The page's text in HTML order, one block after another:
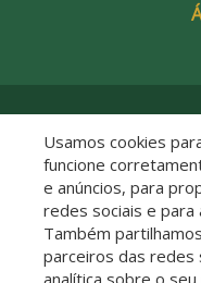
Usamos cookies
funcione
e anúncios, para
redes sociais e para
Também
parceiros das redes
analítica sobre o